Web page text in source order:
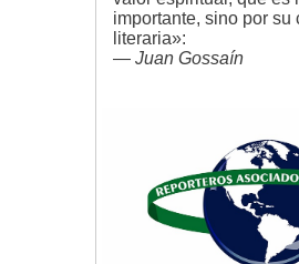
importante, sino por su
literaria»:
— Juan Gossaín